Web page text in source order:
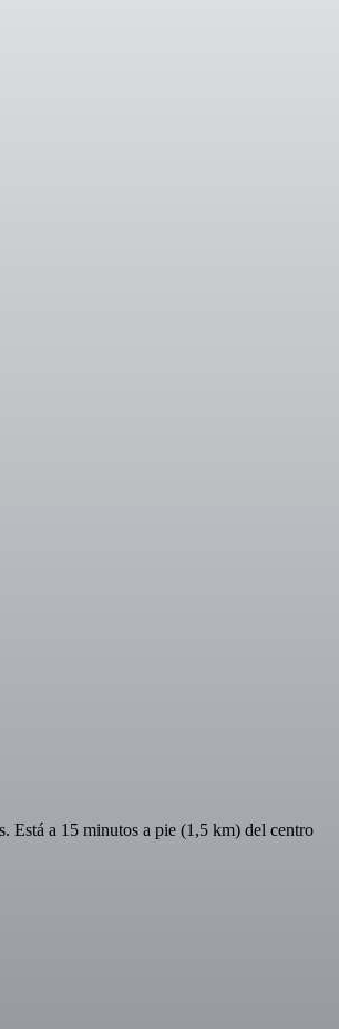
Está a 15 minutos a pie (1,5 km) del centro